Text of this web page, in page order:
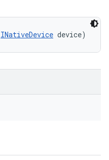
INativeDevice device)